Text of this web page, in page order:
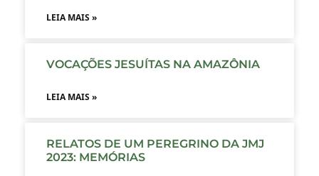
LEIA MAIS »
VOCAÇÕES JESUÍTAS NA AMAZÔNIA
LEIA MAIS »
RELATOS DE UM PEREGRINO DA JMJ
2023: MEMÓRIAS